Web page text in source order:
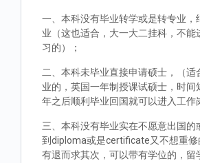
一、本科没有毕业转学或是转专业，
业（这也适合，大一大二挂科，不能
习的）；
二、本科未毕业直接申请硕士，（适
业的，英国一年制授课试硕士，时间
年之后顺利毕业回国就可以进入工作
三、本科没有毕业实在不愿意出国的
到diploma或是certificate又不想重修
有退而求其次，可以带有学位的，留